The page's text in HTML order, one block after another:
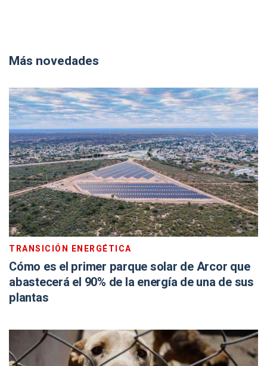
Más novedades
TRANSICIÓN ENERGÉTICA
Cómo es el primer parque solar de Arcor que
abastecerá el 90% de la energía de una de sus
plantas